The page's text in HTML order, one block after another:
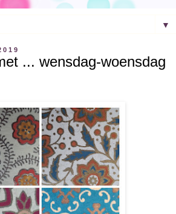
▼
... wensdag-woensdag